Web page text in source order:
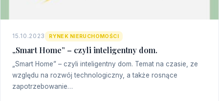
15.10.2023 RYNEK NIERUCHOMOŚCI
„Smart Home” – czyli inteligentny dom.
„Smart Home” – czyli inteligentny dom. Temat na czasie, ze
względu na rozwój technologiczny, a także rosnące
zapotrzebowanie…